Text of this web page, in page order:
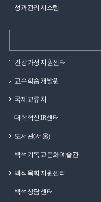
성과관리시스템
건강가정지원센터
교수학습개발원
국제교류처
대학혁신IR센터
도서관(서울)
백석기독교문화예술관
백석목회지원센터
백석상담센터